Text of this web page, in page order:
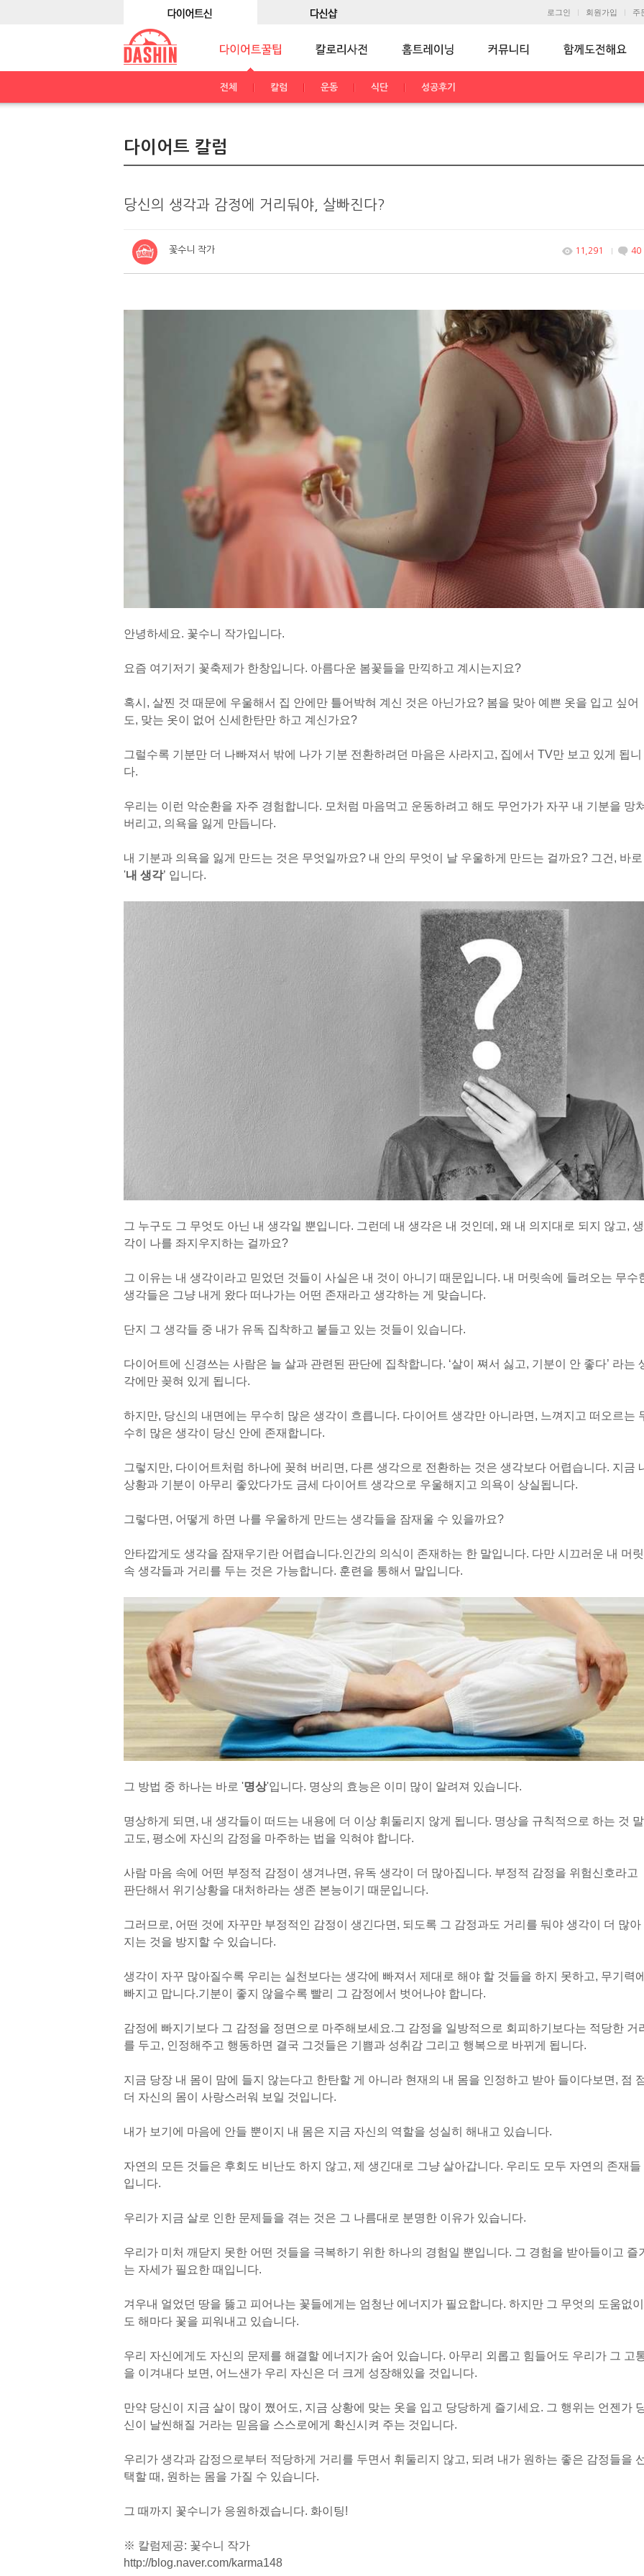
로그인 회원가입 주
전체 칼럼 운동 식단 성공후기
다이어트 칼럼
당신의 생각과 감정에 거리둬야, 살빠진다?
꽃수니 작가 11,291 40
안녕하세요. 꽃수니 작가입니다.
요즘 여기저기 꽃축제가 한창입니다. 아름다운 봄꽃들을 만끽하고 계시는지요?
혹시, 살찐 것 때문에 우울해서 집 안에만 틀어박혀 계신 것은 아닌가요? 봄을 맞아 예쁜 옷을 입고 싶어
도, 맞는 옷이 없어 신세한탄만 하고 계신가요?
그럴수록 기분만 더 나빠져서 밖에 나가 기분 전환하려던 마음은 사라지고, 집에서 TV만 보고 있게 됩니
다.
우리는 이런 악순환을 자주 경험합니다. 모처럼 마음먹고 운동하려고 해도 무언가가 자꾸 내 기분을 망
버리고, 의욕을 잃게 만듭니다.
내 기분과 의욕을 잃게 만드는 것은 무엇일까요? 내 안의 무엇이 날 우울하게 만드는 걸까요? 그건, 바로
'내 생각’ 입니다.
그 누구도 그 무엇도 아닌 내 생각일 뿐입니다. 그런데 내 생각은 내 것인데, 왜 내 의지대로 되지 않고, 생
각이 나를 좌지우지하는 걸까요?
그 이유는 내 생각이라고 믿었던 것들이 사실은 내 것이 아니기 때문입니다. 내 머릿속에 들려오는 무수
생각들은 그냥 내게 왔다 떠나가는 어떤 존재라고 생각하는 게 맞습니다.
단지 그 생각들 중 내가 유독 집착하고 붙들고 있는 것들이 있습니다.
다이어트에 신경쓰는 사람은 늘 살과 관련된 판단에 집착합니다. ‘살이 쪄서 싫고, 기분이 안 좋다’ 라는
각에만 꽂혀 있게 됩니다.
하지만, 당신의 내면에는 무수히 많은 생각이 흐릅니다. 다이어트 생각만 아니라면, 느껴지고 떠오르는
수히 많은 생각이 당신 안에 존재합니다.
그렇지만, 다이어트처럼 하나에 꽂혀 버리면, 다른 생각으로 전환하는 것은 생각보다 어렵습니다. 지금
상황과 기분이 아무리 좋았다가도 금세 다이어트 생각으로 우울해지고 의욕이 상실됩니다.
그렇다면, 어떻게 하면 나를 우울하게 만드는 생각들을 잠재울 수 있을까요?
안타깝게도 생각을 잠재우기란 어렵습니다.인간의 의식이 존재하는 한 말입니다. 다만 시끄러운 내 머릿
속 생각들과 거리를 두는 것은 가능합니다. 훈련을 통해서 말입니다.
그 방법 중 하나는 바로 '명상'입니다. 명상의 효능은 이미 많이 알려져 있습니다.
명상하게 되면, 내 생각들이 떠드는 내용에 더 이상 휘둘리지 않게 됩니다. 명상을 규칙적으로 하는 것 말
고도, 평소에 자신의 감정을 마주하는 법을 익혀야 합니다.
사람 마음 속에 어떤 부정적 감정이 생겨나면, 유독 생각이 더 많아집니다. 부정적 감정을 위험신호라고
판단해서 위기상황을 대처하라는 생존 본능이기 때문입니다.
그러므로, 어떤 것에 자꾸만 부정적인 감정이 생긴다면, 되도록 그 감정과도 거리를 둬야 생각이 더 많아
지는 것을 방지할 수 있습니다.
생각이 자꾸 많아질수록 우리는 실천보다는 생각에 빠져서 제대로 해야 할 것들을 하지 못하고, 무기력
빠지고 맙니다.기분이 좋지 않을수록 빨리 그 감정에서 벗어나야 합니다.
감정에 빠지기보다 그 감정을 정면으로 마주해보세요.그 감정을 일방적으로 회피하기보다는 적당한 거
를 두고, 인정해주고 행동하면 결국 그것들은 기쁨과 성취감 그리고 행복으로 바뀌게 됩니다.
지금 당장 내 몸이 맘에 들지 않는다고 한탄할 게 아니라 현재의 내 몸을 인정하고 받아 들이다보면, 점
더 자신의 몸이 사랑스러워 보일 것입니다.
내가 보기에 마음에 안들 뿐이지 내 몸은 지금 자신의 역할을 성실히 해내고 있습니다.
자연의 모든 것들은 후회도 비난도 하지 않고, 제 생긴대로 그냥 살아갑니다. 우리도 모두 자연의 존재들
입니다.
우리가 지금 살로 인한 문제들을 겪는 것은 그 나름대로 분명한 이유가 있습니다.
우리가 미처 깨닫지 못한 어떤 것들을 극복하기 위한 하나의 경험일 뿐입니다. 그 경험을 받아들이고 즐
는 자세가 필요한 때입니다.
겨우내 얼었던 땅을 뚫고 피어나는 꽃들에게는 엄청난 에너지가 필요합니다. 하지만 그 무엇의 도움없이
도 해마다 꽃을 피워내고 있습니다.
우리 자신에게도 자신의 문제를 해결할 에너지가 숨어 있습니다. 아무리 외롭고 힘들어도 우리가 그 고
을 이겨내다 보면, 어느샌가 우리 자신은 더 크게 성장해있을 것입니다.
만약 당신이 지금 살이 많이 쪘어도, 지금 상황에 맞는 옷을 입고 당당하게 즐기세요. 그 행위는 언젠가
신이 날씬해질 거라는 믿음을 스스로에게 확신시켜 주는 것입니다.
우리가 생각과 감정으로부터 적당하게 거리를 두면서 휘둘리지 않고, 되려 내가 원하는 좋은 감정들을
택할 때, 원하는 몸을 가질 수 있습니다.
그 때까지 꽃수니가 응원하겠습니다. 화이팅!
※ 칼럼제공: 꽃수니 작가
http://blog.naver.com/karma148